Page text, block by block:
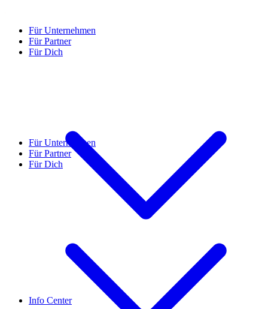
Für Unternehmen
Für Partner
Für Dich
Info Center
Für Unternehmen
Für Partner
Für Dich